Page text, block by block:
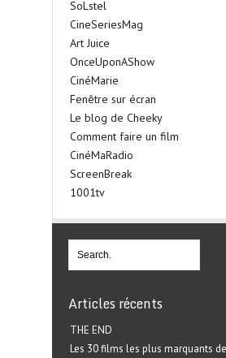
SoLstel
CineSeriesMag
Art Juice
OnceUponAShow
CinéMarie
Fenêtre sur écran
Le blog de Cheeky
Comment faire un film
CinéMaRadio
ScreenBreak
1001tv
Articles récents
THE END
Les 30 films les plus marquants